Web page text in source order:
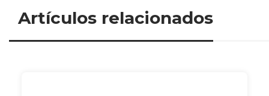
Artículos relacionados